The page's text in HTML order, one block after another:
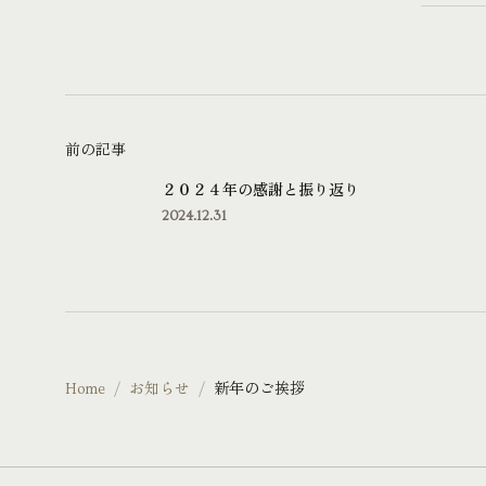
前の記事
２０２４年の感謝と振り返り
2024.12.31
Home お知らせ 新年のご挨拶